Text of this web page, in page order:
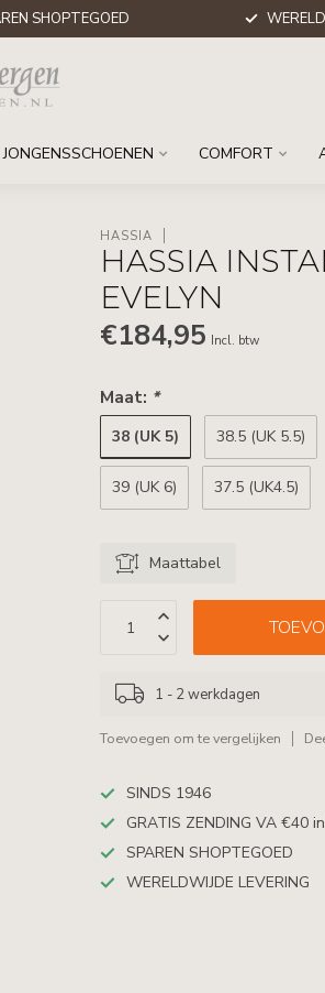
SHOPTEGOED
JONGENSSCHOENEN COMFORT
HASSIA
HASSIA
EVELYN
€184,95 Incl. btw
Maat: *
38 (UK 5) 38.5 (UK 5.5)
39 (UK 6) 37.5 (UK4.5)
Maattabel
1 - 2 werkdagen
Toevoegen om te vergelijken
SINDS 1946
GRATIS ZENDING VA €40
SPAREN SHOPTEGOED
WERELDWIJDE LEVERING